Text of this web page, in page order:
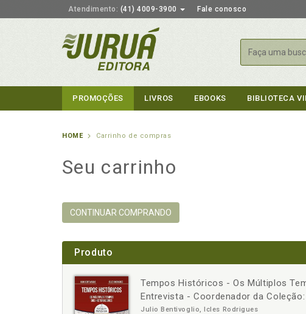
Atendimento: (41) 4009-3900 Fale conosco
Buscar
PROMOÇÕES LIVROS EBOOKS BIBLIOTECA
HOME Carrinho de compras
Seu carrinho
CONTINUAR COMPRANDO
Produto
Tempos Históricos - Os Múltiplos
Entrevista - Coordenador da
Julio Bentivoglio, Icles Rodrigues
-